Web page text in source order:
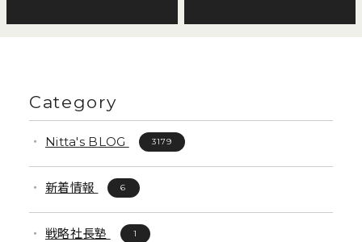
Category
Nitta's BLOG 3179
新着情報 6
戦略社長塾 1